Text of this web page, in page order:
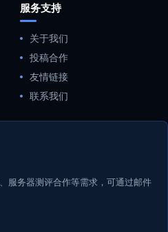
服务支持
关于我们
投稿合作
友情链接
联系我们
服务器测评合作等需求，可通过邮件